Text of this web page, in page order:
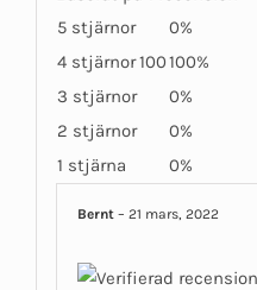
5 stjärnor
0%
4 stjärnor100100%
3 stjärnor
0%
2 stjärnor
0%
1 stjärna
0%
Bernt– 21 mars, 2022